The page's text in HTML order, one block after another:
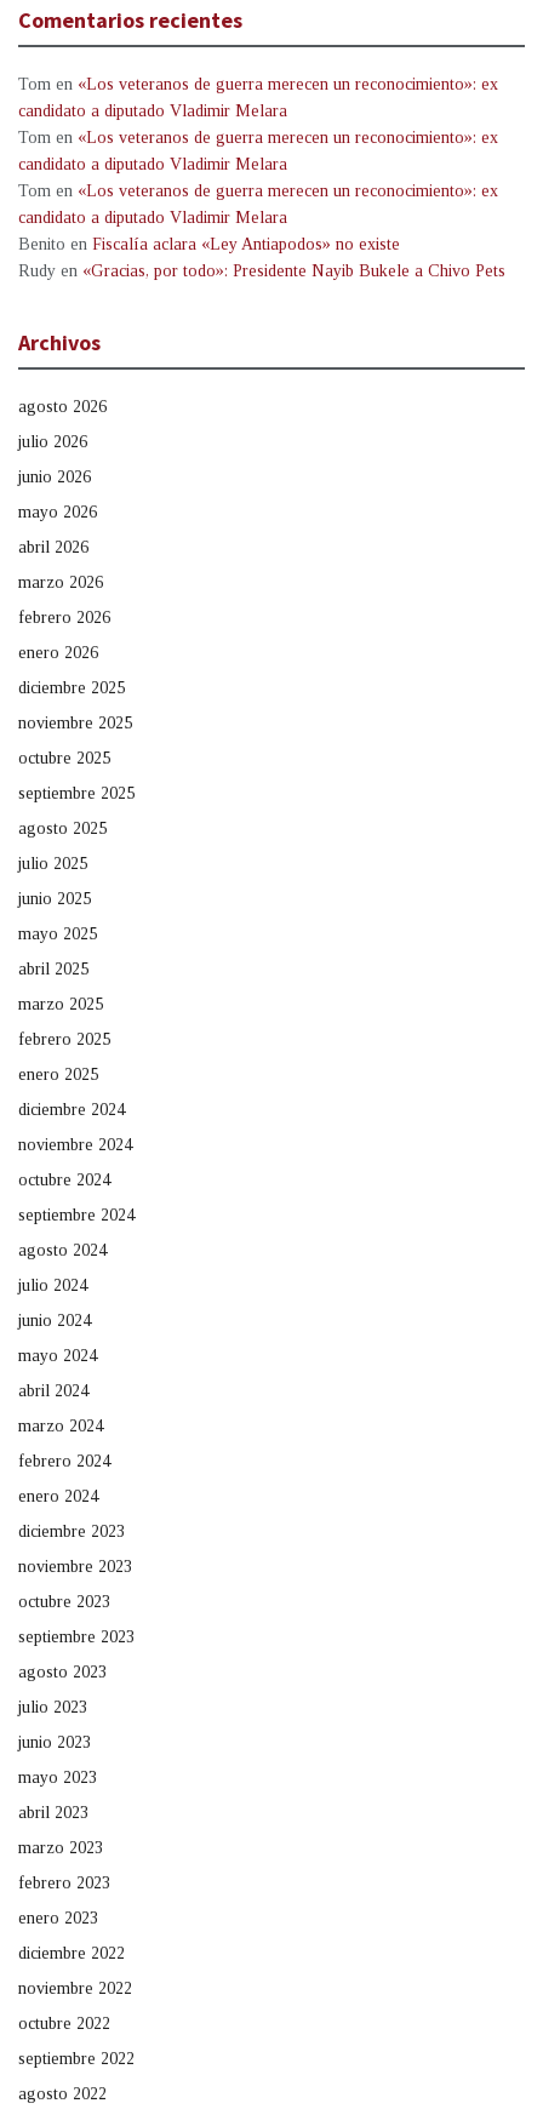
Comentarios recientes
Tom en «Los veteranos de guerra merecen un reconocimiento»: ex
candidato a diputado Vladimir Melara
Tom en «Los veteranos de guerra merecen un reconocimiento»: ex
candidato a diputado Vladimir Melara
Tom en «Los veteranos de guerra merecen un reconocimiento»: ex
candidato a diputado Vladimir Melara
Benito en Fiscalía aclara «Ley Antiapodos» no existe
Rudy en «Gracias, por todo»: Presidente Nayib Bukele a Chivo Pets
Archivos
agosto 2026
julio 2026
junio 2026
mayo 2026
abril 2026
marzo 2026
febrero 2026
enero 2026
diciembre 2025
noviembre 2025
octubre 2025
septiembre 2025
agosto 2025
julio 2025
junio 2025
mayo 2025
abril 2025
marzo 2025
febrero 2025
enero 2025
diciembre 2024
noviembre 2024
octubre 2024
septiembre 2024
agosto 2024
julio 2024
junio 2024
mayo 2024
abril 2024
marzo 2024
febrero 2024
enero 2024
diciembre 2023
noviembre 2023
octubre 2023
septiembre 2023
agosto 2023
julio 2023
junio 2023
mayo 2023
abril 2023
marzo 2023
febrero 2023
enero 2023
diciembre 2022
noviembre 2022
octubre 2022
septiembre 2022
agosto 2022